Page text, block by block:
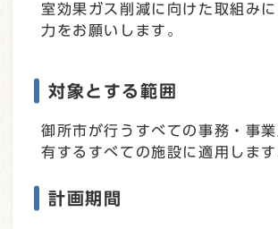
室効果ガス削減に向けた取組み
力をお願いします。
対象とする範囲
御所市が行うすべての事務・事
有するすべての施設に適用します
計画期間